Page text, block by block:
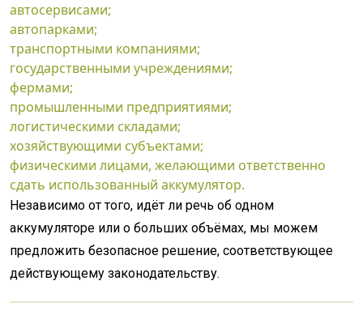
автосервисами;
автопарками;
транспортными компаниями;
государственными учреждениями;
фермами;
промышленными предприятиями;
логистическими складами;
хозяйствующими субъектами;
физическими лицами, желающими ответственно
сдать использованный аккумулятор.
Независимо от того, идёт ли речь об одном
аккумуляторе или о больших объёмах, мы можем
предложить безопасное решение, соответствующее
действующему законодательству.